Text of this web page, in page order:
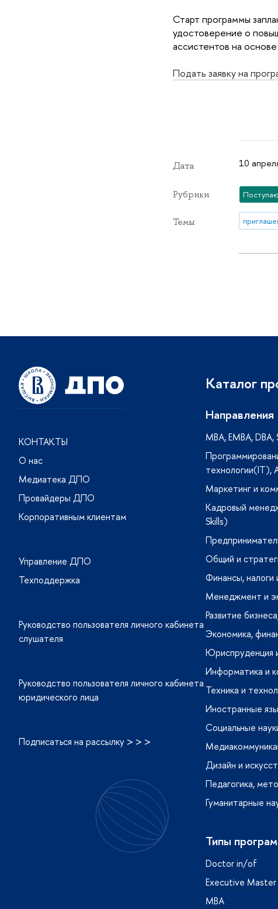
Старт программы
удостоверение о
ассистентов на
Подать заявку на
Дата 10
Рубрики
Темы
КОНТАКТЫ
О нас
Медиатека ДПО
Провайдеры ДПО
Корпоративным клиентам
Управление ДПО
Техподдержка
Руководство пользователя личного кабинета
слушателя
Руководство пользователя личного кабинета
юридического лица
Подписаться на рассылку > > >
Каталог
Направления
MBA, ЕMBA,
технологии(IT),
Маркетинг и
Кадровый
Skills)
Общий и
Финансы, налоги
Менеджмент и
Развитие
Экономика,
Юриспруденция
Информатика и
Техника и
Иностранные
Социальные
Дизайн и
Педагогика,
Гуманитарные
Типы
Doctor in/of
Executive Master
MBA